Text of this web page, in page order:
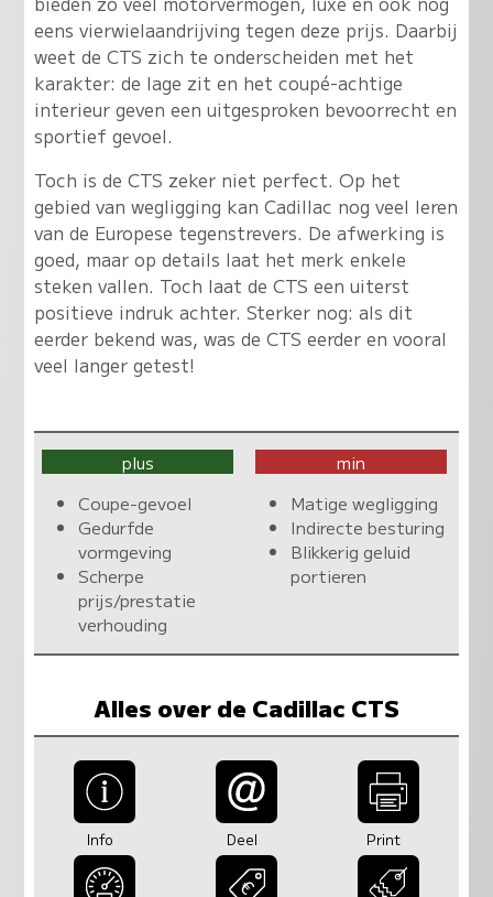
eens vierwielaandrijving tegen deze prijs. Daarbij
weet de CTS zich te onderscheiden met het
karakter: de lage zit en het coupé-achtige
interieur geven een uitgesproken bevoorrecht en
sportief gevoel.
Toch is de CTS zeker niet perfect. Op het
gebied van wegligging kan Cadillac nog veel leren
van de Europese tegenstrevers. De afwerking is
goed, maar op details laat het merk enkele
steken vallen. Toch laat de CTS een uiterst
positieve indruk achter. Sterker nog: als dit
eerder bekend was, was de CTS eerder en vooral
veel langer getest!
plus
Coupe-gevoel
Gedurfde
vormgeving
Scherpe
prijs/prestatie
verhouding
min
Matige wegligging
Indirecte besturing
Blikkerig geluid
portieren
Alles over de Cadillac CTS
Info Deel Print